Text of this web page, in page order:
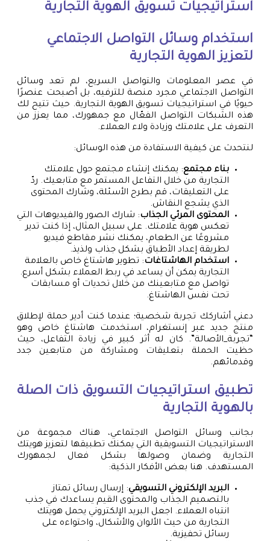
استراتيجيات تسويق الهوية التجارية
استخدام وسائل التواصل الاجتماعي
لتعزيز الهوية التجارية
في عصر المعلومات والتواصل السريع، لم تعد وسائل
التواصل الاجتماعي مجرد منصة للترفيه، بل أصبحت عنصرًا
حيويًا في استراتيجيات تسويق الهوية التجارية. حيث تتيح لك
هذه الشبكات التواصل الفعّال مع جمهورك، مما يعزز من
التعرف على علامتك وزيادة ولاء العملاء.
لنتحدث عن كيفية الاستفادة من هذه الوسائل:
بناء مجتمع: يمكنك إنشاء مجتمع حول علامتك
التجارية من خلال التفاعل المستمر مع متابعيك. ردّ
على التعليقات، قم بطرح الأسئلة، وشارك المحتوى
الذي يشجع النقاش.
المحتوى المرئي الجذاب: شارك الصور والفيديوهات التي
تعكس هوية علامتك. على سبيل المثال، إذا كنت تدير
مشروعًا عن الطعام، يمكنك نشر مقاطع فيديو
لطريقة إعداد الأطباق بشكل جذاب ولذيذ.
استخدام الهاشتاغات: تطوير هاشتاغ خاص بالعلامة
التجارية يمكن أن يساعد في ربط العملاء بشكل أسرع.
تواصل مع متابعينك من خلال تحديات أو مسابقات
تحت نفس الهاشتاغ.
دعني أشاركك تجربة شخصية؛ عندما كنت أدير حملة لإطلاق
منتج جديد عبر إنستغرام، استخدمت هاشتاغ خاص وهو
“تجربة_الأصالة”. كان له أثر كبير في زيادة التفاعل، حيث
حظيت الحملة بتعليقات ومشاركة من متابعين جدد
وقدمائهم.
تطبيق استراتيجيات التسويق ذات الصلة
بالهوية التجارية
بجانب وسائل التواصل الاجتماعي، هناك مجموعة من
الاستراتيجيات التسويقية التي يمكنك تطبيقها لتعزيز هويتك
التجارية وضمان وصولها بشكل فعال لجمهورك
المستهدف. هنا بعض الأفكار الذكية:
البريد الإلكتروني التسويقي: إرسال رسائل تمتاز
بالتصميم الجذاب والمحتوى القيم يساعدك في جذب
انتباه العملاء. اجعل البريد الإلكتروني يحمل هويتك
التجارية من حيث الألوان والأشكال، واحتواءه على
رسائل تحفيزية.